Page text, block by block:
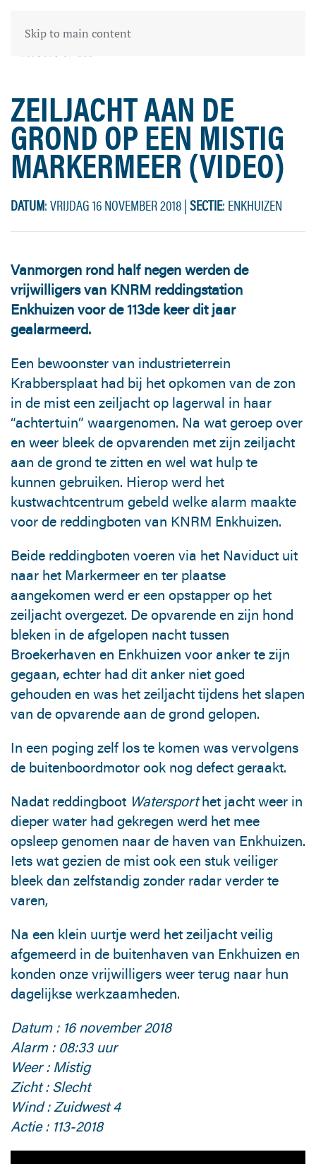
Skip to main content
ZEILJACHT AAN DE
GROND OP EEN MISTIG
MARKERMEER (VIDEO)
DATUM: VRIJDAG 16 NOVEMBER 2018|SECTIE: ENKHUIZEN
Vanmorgen rond half negen werden de
vrijwilligers van KNRM reddingstation
Enkhuizen voor de 113de keer dit jaar
gealarmeerd.
Een bewoonster van industrieterrein
Krabbersplaat had bij het opkomen van de zon
in de mist een zeiljacht op lagerwal in haar
“achtertuin” waargenomen. Na wat geroep over
en weer bleek de opvarenden met zijn zeiljacht
aan de grond te zitten en wel wat hulp te
kunnen gebruiken. Hierop werd het
kustwachtcentrum gebeld welke alarm maakte
voor de reddingboten van KNRM Enkhuizen.
Beide reddingboten voeren via het Naviduct uit
naar het Markermeer en ter plaatse
aangekomen werd er een opstapper op het
zeiljacht overgezet. De opvarende en zijn hond
bleken in de afgelopen nacht tussen
Broekerhaven en Enkhuizen voor anker te zijn
gegaan, echter had dit anker niet goed
gehouden en was het zeiljacht tijdens het slapen
van de opvarende aan de grond gelopen.
In een poging zelf los te komen was vervolgens
de buitenboordmotor ook nog defect geraakt.
Nadat reddingboot Watersporthet jacht weer in
dieper water had gekregen werd het mee
opsleep genomen naar de haven van Enkhuizen.
Iets wat gezien de mist ook een stuk veiliger
bleek dan zelfstandig zonder radar verder te
varen,
Na een klein uurtje werd het zeiljacht veilig
afgemeerd in de buitenhaven van Enkhuizen en
konden onze vrijwilligers weer terug naar hun
dagelijkse werkzaamheden.
Datum : 16 november 2018
Alarm : 08:33 uur
Weer : Mistig
Zicht : Slecht
Wind : Zuidwest 4
Actie : 113-2018